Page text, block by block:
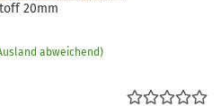
20mm
abweichend)